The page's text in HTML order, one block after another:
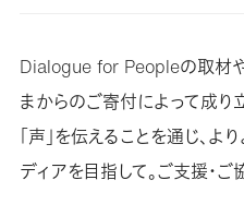
Dialogue for Peopleの取材
まからのご寄付によって成り
「声」を伝えることを通じ、
ディアを目指して。ご支援・